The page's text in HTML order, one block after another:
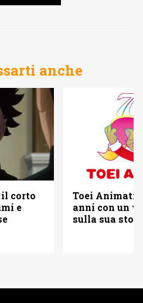
anche
corto
e
Toei
anni con un
sulla sua